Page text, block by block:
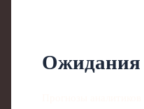
Ожидания